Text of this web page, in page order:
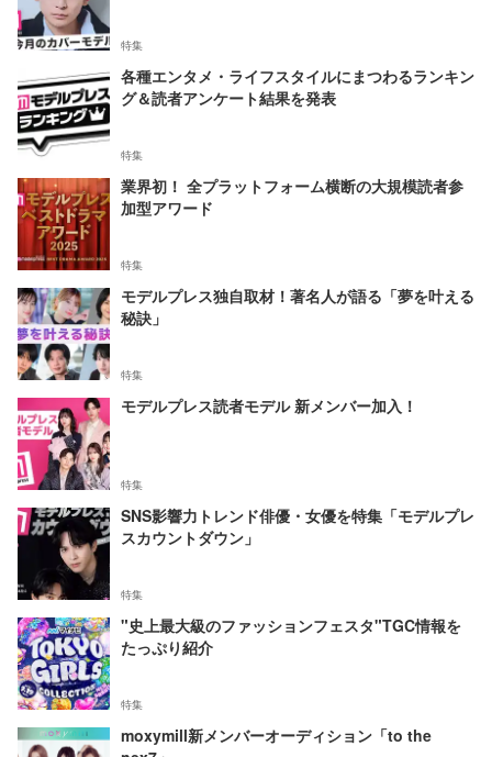
特集
各種エンタメ・ライフスタイルにまつわるランキン
グ＆読者アンケート結果を発表
特集
業界初！ 全プラットフォーム横断の大規模読者参
加型アワード
特集
モデルプレス独自取材！著名人が語る「夢を叶える
秘訣」
特集
モデルプレス読者モデル 新メンバー加入！
特集
SNS影響力トレンド俳優・女優を特集「モデルプレ
スカウントダウン」
特集
"史上最大級のファッションフェスタ"TGC情報を
たっぷり紹介
特集
moxymill新メンバーオーディション「to the